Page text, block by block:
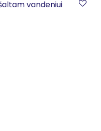
vandeniui